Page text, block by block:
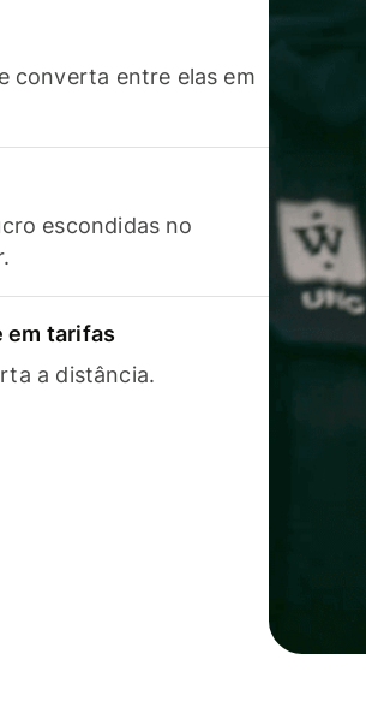
converta entre elas em
escondidas no
em tarifas
a distância.